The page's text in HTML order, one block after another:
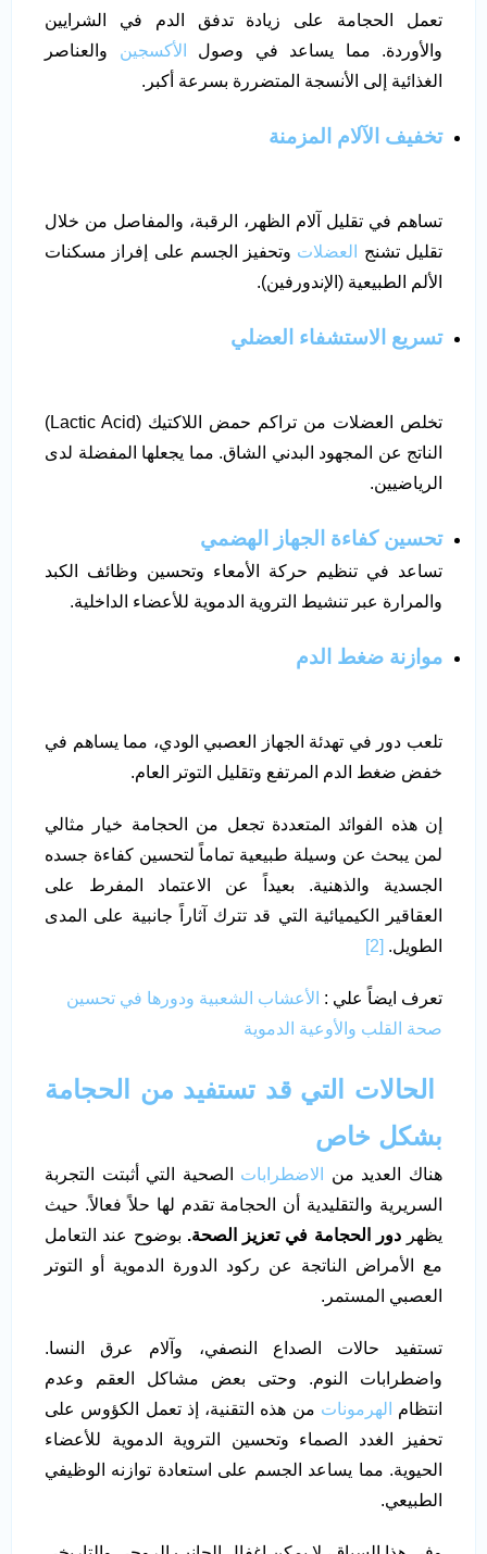
تعمل الحجامة على زيادة تدفق الدم في الشرايين
والأوردة. مما يساعد في وصول
الأكسجين والعناصر
الغذائية إلى الأنسجة المتضررة بسرعة أكبر.
تخفيف الآلام المزمنة
تساهم في تقليل آلام الظهر، الرقبة، والمفاصل من خلال
تقليل تشنج
العضلات وتحفيز الجسم على إفراز مسكنات
الألم الطبيعية (الإندورفين).
تسريع الاستشفاء العضلي
تخلص العضلات من تراكم حمض اللاكتيك (Lactic Acid)
الناتج عن المجهود البدني الشاق. مما يجعلها المفضلة لدى
الرياضيين.
تحسين كفاءة الجهاز الهضمي
تساعد في تنظيم حركة الأمعاء وتحسين وظائف الكبد
والمرارة عبر تنشيط التروية الدموية للأعضاء الداخلية.
موازنة ضغط الدم
تلعب دور في تهدئة الجهاز العصبي الودي، مما يساهم في
خفض ضغط الدم المرتفع وتقليل التوتر العام.
إن هذه الفوائد المتعددة تجعل من الحجامة خيار مثالي
لمن يبحث عن وسيلة طبيعية تماماً لتحسين كفاءة جسده
الجسدية والذهنية. بعيداً عن الاعتماد المفرط على
العقاقير الكيميائية التي قد تترك آثاراً جانبية على المدى
الطويل. [2]
تعرف ايضاً علي : الأعشاب الشعبية ودورها في تحسين
صحة القلب والأوعية الدموية
الحالات التي قد تستفيد من الحجامة
بشكل خاص
هناك العديد من الاضطرابات الصحية التي أثبتت التجربة
السريرية والتقليدية أن الحجامة تقدم لها حلاً فعالاً. حيث
يظهردور الحجامة في تعزيز الصحة. بوضوح عند التعامل
مع الأمراض الناتجة عن ركود الدورة الدموية أو التوتر
العصبي المستمر.
تستفيد حالات الصداع النصفي، وآلام عرق النسا.
واضطرابات النوم. وحتى بعض مشاكل العقم وعدم
انتظام
الهرمونات من هذه التقنية، إذ تعمل الكؤوس على
تحفيز الغدد الصماء وتحسين التروية الدموية للأعضاء
الحيوية. مما يساعد الجسم على استعادة توازنه الوظيفي
الطبيعي.